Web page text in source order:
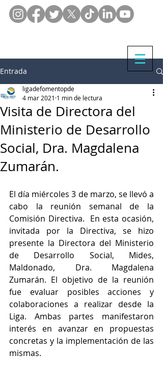
Entrada
Visita de Directora del
Ministerio de Desarrollo
Social, Dra. Magdalena
Zumarán.
ligadefomentopde
4 mar 2021 1 min de lectura
El día miércoles 3 de marzo, se llevó a
cabo la reunión semanal de la
Comisión Directiva.  En esta ocasión,
invitada por la Directiva, se hizo
presente la Directora del Ministerio
de Desarrollo Social, Mides,
Maldonado, Dra. Magdalena
Zumarán. El objetivo de la reunión
fue evaluar posibles acciones y
colaboraciones a realizar desde la
Liga. Ambas partes manifestaron
interés en avanzar en propuestas
concretas y la implementación de las
mismas.